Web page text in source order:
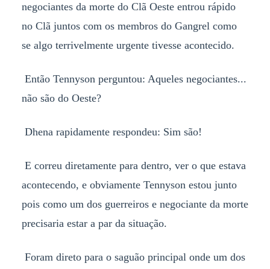
negociantes da morte do Clã Oeste entrou rápido
no Clã juntos com os membros do Gangrel como
se algo terrivelmente urgente tivesse acontecido.
Então Tennyson perguntou: Aqueles negociantes...
não são do Oeste?
Dhena rapidamente respondeu: Sim são!
E correu diretamente para dentro, ver o que estava
acontecendo, e obviamente Tennyson estou junto
pois como um dos guerreiros e negociante da morte
precisaria estar a par da situação.
Foram direto para o saguão principal onde um dos